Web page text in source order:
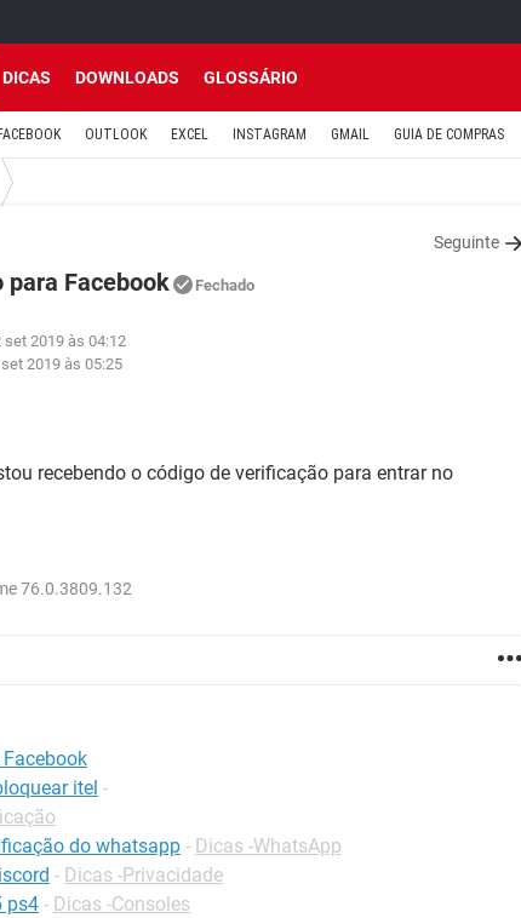
DICAS DOWNLOADS GLOSSÁRIO
FACEBOOK OUTLOOK EXCEL INSTAGRAM GMAIL GUIA DE COMPRAS
Seguinte
para Facebook Fechado
set 2019 às 04:12
2019 às 05:25
recebendo o código de verificação para entrar no
76.0.3809.132
itel -
do whatsapp - Dicas -WhatsApp
- Dicas -Privacidade
ps4 - Dicas -Consoles